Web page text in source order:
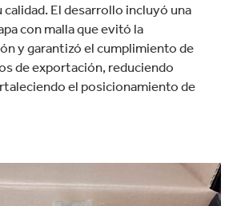
calidad. El desarrollo incluyó una
con malla que evitó la
y garantizó el cumplimiento de
de exportación, reduciendo
el posicionamiento de